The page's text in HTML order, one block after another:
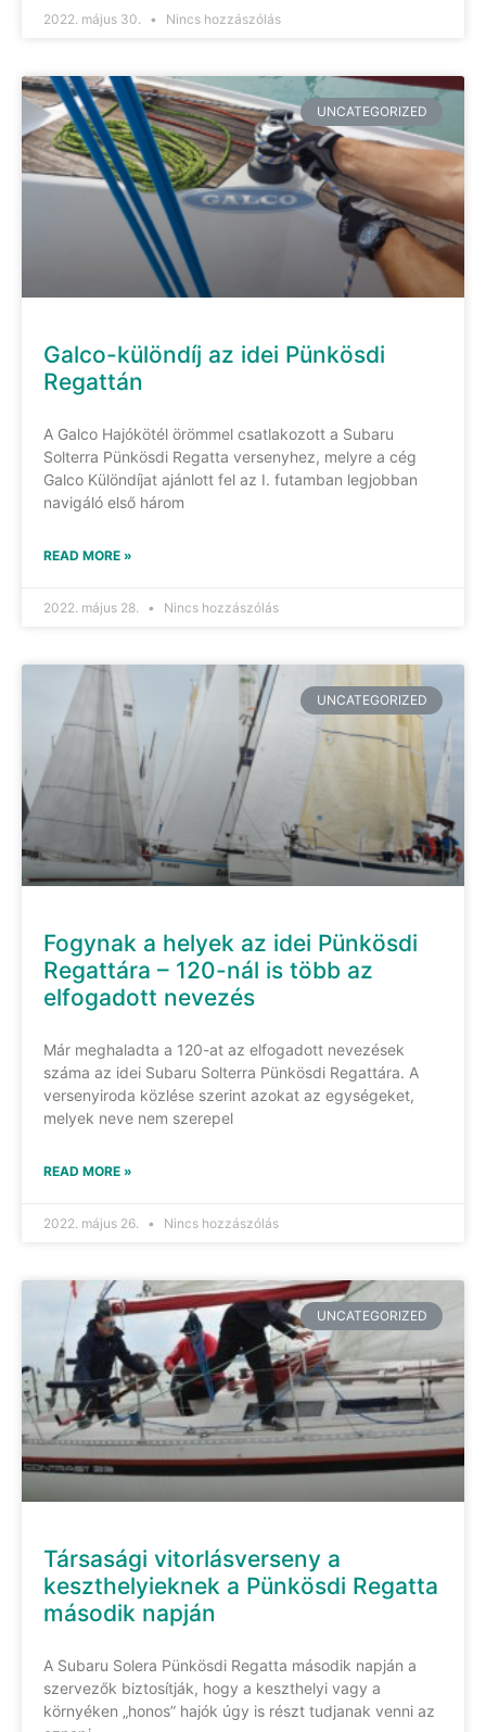
2022. május 30. Nincs hozzászólás
UNCATEGORIZED
Galco-különdíj az idei Pünkösdi
Regattán
A Galco Hajókötél örömmel csatlakozott a Subaru
Solterra Pünkösdi Regatta versenyhez, melyre a cég
Galco Különdíjat ajánlott fel az I. futamban legjobban
navigáló első három
READ MORE »
2022. május 28. Nincs hozzászólás
UNCATEGORIZED
Fogynak a helyek az idei Pünkösdi
Regattára – 120-nál is több az
elfogadott nevezés
Már meghaladta a 120-at az elfogadott nevezések
száma az idei Subaru Solterra Pünkösdi Regattára. A
versenyiroda közlése szerint azokat az egységeket,
melyek neve nem szerepel
READ MORE »
2022. május 26. Nincs hozzászólás
UNCATEGORIZED
Társasági vitorlásverseny a
keszthelyieknek a Pünkösdi Regatta
második napján
A Subaru Solera Pünkösdi Regatta második napján a
szervezők biztosítják, hogy a keszthelyi vagy a
környéken „honos” hajók úgy is részt tudjanak venni az